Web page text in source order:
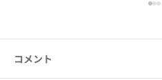
コメント